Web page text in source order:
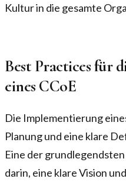
Kultur in die gesamte
Best Practices für
eines CCoE
Die Implementierung
Planung und eine klare
Eine der
darin, eine klare Vision